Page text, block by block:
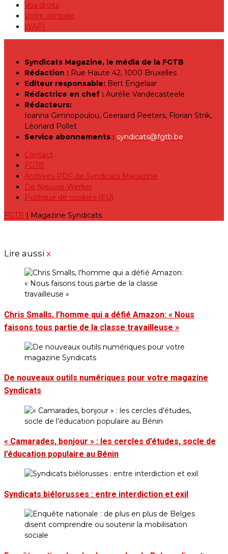
Vos droits
Votre centrale
WAPI
Syndicats Magazine, le média de la FGTB
Rédaction : Rue Haute 42, 1000 Bruxelles
Editeur responsable: Bert Engelaar
Rédactrice en chef : Aurélie Vandecasteele
Rédacteurs:
Ioanna Gimnopoulou, Geeraard Peeters, Florian Strik,
Léonard Pollet
Service abonnements : syndicats@fgtb.be
Contact
FGTB
Archives PDF de Syndicats Magazine
De Nieuwe Werker
Politique de cookies (EU)
FGTB | Magazine Syndicats
Lire aussi x
Chris Smalls, l’homme qui a défié Amazon: « Nous
faisons tous partie de la classe travailleuse »
De nouveaux outils numériques pour votre magazine
Syndicats
« Camarades, bonjour » : les cercles d’études, socle de
l’éducation populaire au Bénin
Syndicats biélorusses : entre interdiction et exil